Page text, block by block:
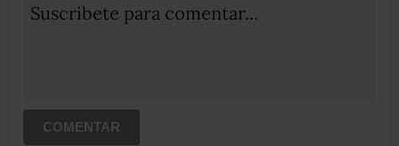
Suscribete para comentar...
COMENTAR